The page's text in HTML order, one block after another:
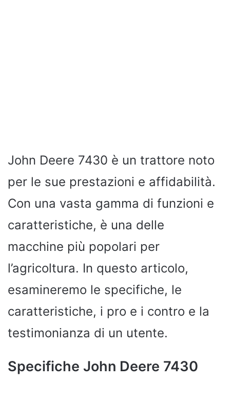
John Deere 7430 è un trattore noto
per le sue prestazioni e affidabilità.
Con una vasta gamma di funzioni e
caratteristiche, è una delle
macchine più popolari per
l’agricoltura. In questo articolo,
esamineremo le specifiche, le
caratteristiche, i pro e i contro e la
testimonianza di un utente.
Specifiche John Deere 7430